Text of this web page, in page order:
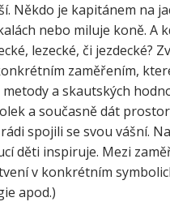
Někdo je kapitánem na
nebo miluje koně. A
lezecké, či jezdecké?
zaměřením,
metody a skautských
a současně dát
spojili se svou vášní.
děti inspiruje. Mezi
v konkrétním
apod.)